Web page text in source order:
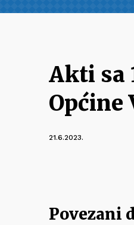
Akti sa
Općine
21.6.2023.
Povezani